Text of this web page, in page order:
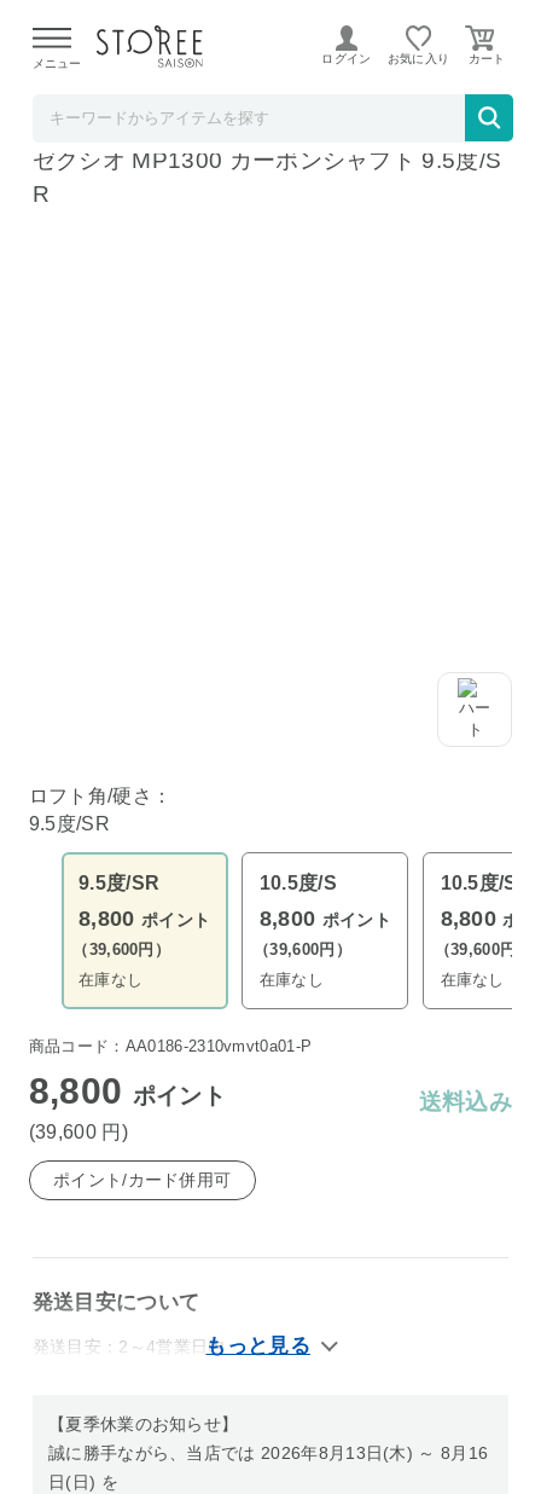
よる配送遅延が発生しております。
メニュー ログイン お気に入り
ダンロップ ゼクシオ13 ネイビー ドライバー
ゼクシオ MP1300 カーボンシャフト 9.5度/S
R
ロフト角/硬さ：
9.5度/SR
9.5度/SR
8,800 ポイント
（39,600円）
在庫なし
10.5度/S
8,800 ポイント
（39,600円）
在庫なし
10.5度/SR
8,800 ポ
（39,600円）
在庫なし
商品コード：AA0186-2310vmvt0a01-P
8,800 ポイント
(39,600 円 )
送料込み
ポイント/カード併用可
発送目安について
発送目安：2～4営業日内
【夏季休業のお知らせ】
誠に勝手ながら、当店では 2026年8月13日(木) ～ 8月16
日(日) を